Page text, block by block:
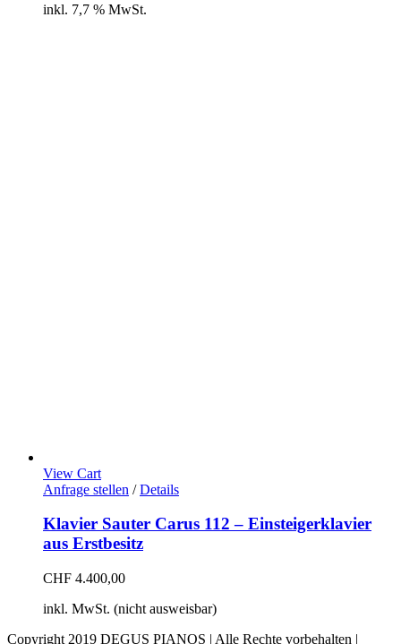
inkl. 7,7 % MwSt.
View Cart
Anfrage stellen / Details
Klavier Sauter Carus 112 – Einsteigerklavier
aus Erstbesitz
CHF 4.400,00
inkl. MwSt. (nicht ausweisbar)
Copyright 2019 DEGUS PIANOS | Alle Rechte vorbehalten |